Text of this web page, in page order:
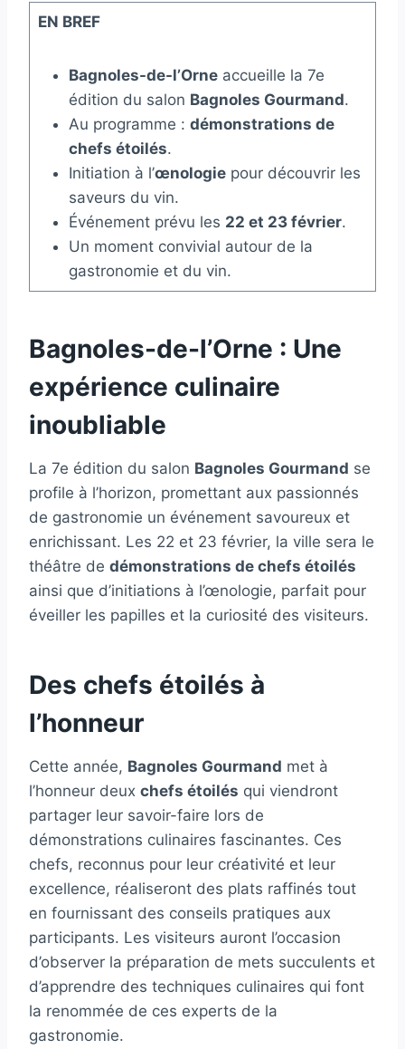
EN BREF
Bagnoles-de-l’Orneaccueille la 7e
édition du salon Bagnoles Gourmand.
Au programme : démonstrations de
chefs étoilés.
Initiation à l’œnologiepour découvrir les
saveurs du vin.
Événement prévu les 22 et 23 février.
Un moment convivial autour de la
gastronomie et du vin.
Bagnoles-de-l’Orne : Une
expérience culinaire
inoubliable
La 7e édition du salon Bagnoles Gourmand se
profile à l’horizon, promettant aux passionnés
de gastronomie un événement savoureux et
enrichissant. Les 22 et 23 février, la ville sera le
théâtre de démonstrations de chefs étoilés
ainsi que d’initiations à l’œnologie, parfait pour
éveiller les papilles et la curiosité des visiteurs.
Des chefs étoilés à
l’honneur
Cette année, Bagnoles Gourmand met à
l’honneur deux chefs étoilés qui viendront
partager leur savoir-faire lors de
démonstrations culinaires fascinantes. Ces
chefs, reconnus pour leur créativité et leur
excellence, réaliseront des plats raffinés tout
en fournissant des conseils pratiques aux
participants. Les visiteurs auront l’occasion
d’observer la préparation de mets succulents et
d’apprendre des techniques culinaires qui font
la renommée de ces experts de la
gastronomie.